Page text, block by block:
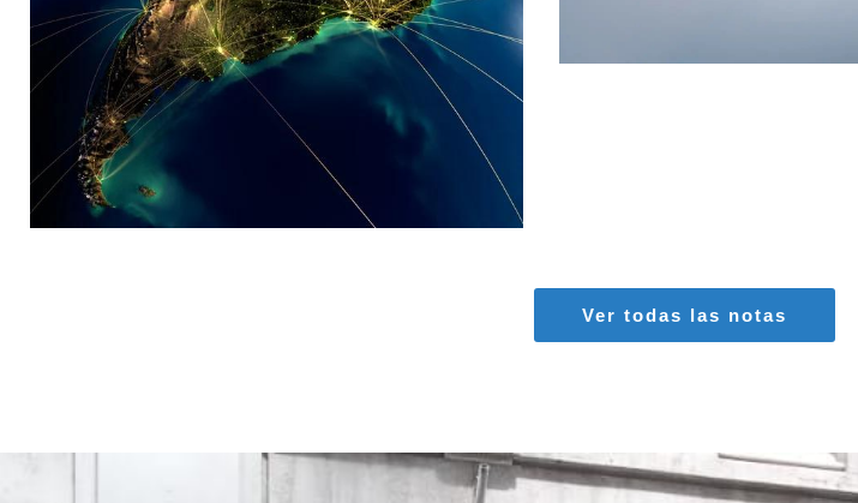
MARIA SONZINI
Aviación Comercial
Aviación General
Ver todas las notas